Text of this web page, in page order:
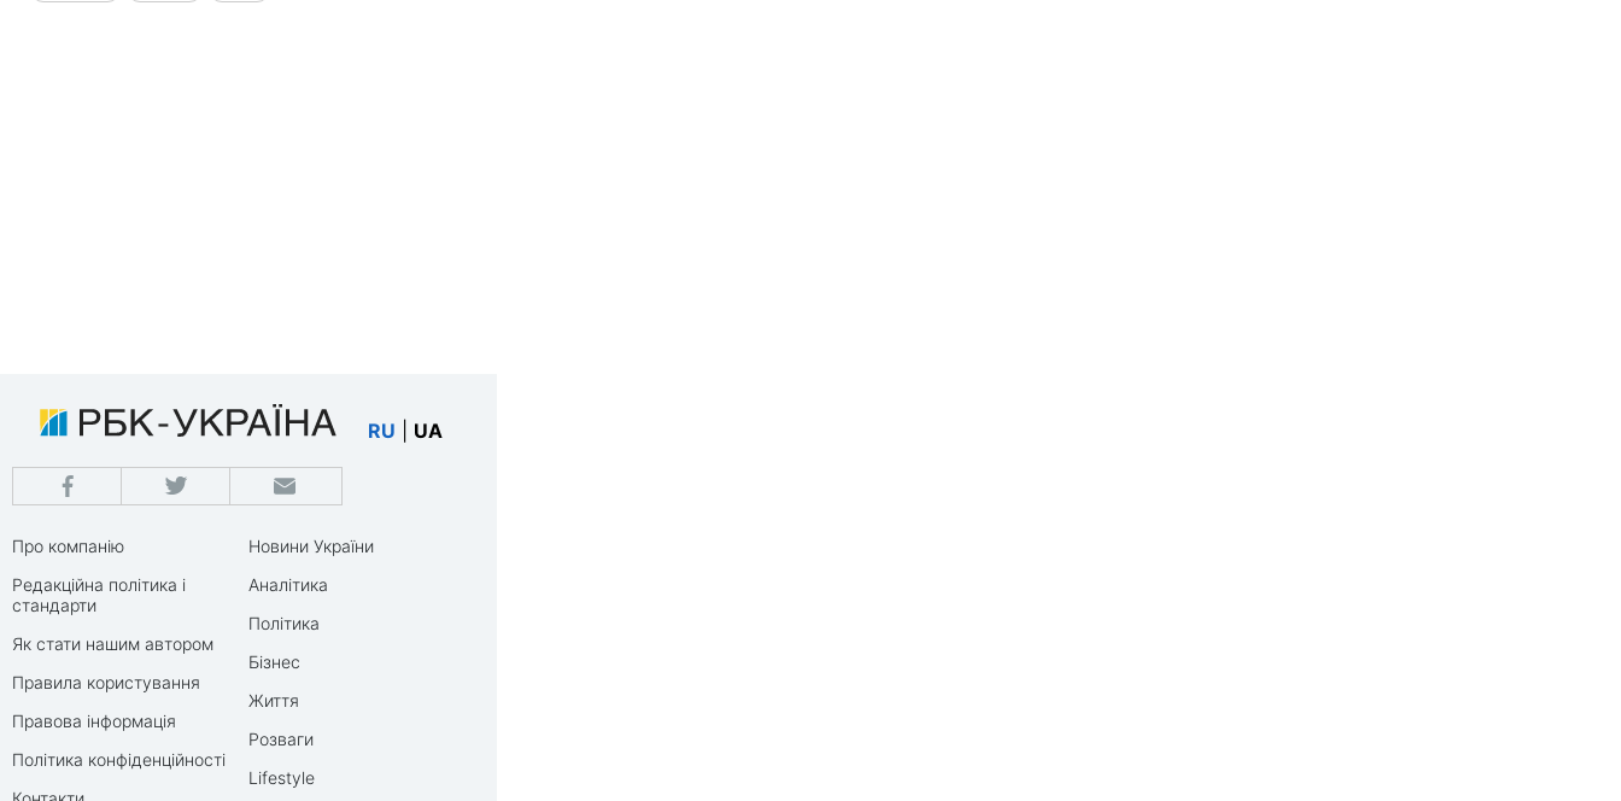
RU UA
Про компанію
Редакційна політика і
стандарти
Як стати нашим автором
Правила користування
Правова інформація
Політика конфіденційності
Новини України
Аналітика
Політика
Бізнес
Життя
Розваги
Lifestyle